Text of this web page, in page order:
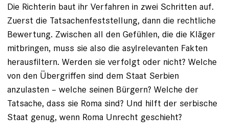
Die Richterin baut ihr Verfahren in zwei Schritten auf.
Zu­erst die Tatsachenfeststellung, dann die rechtliche
Bewertung. Zwischen all den Gefühlen, die die Kläger
mitbringen, muss sie also die asylrelevanten Fakten
herausfiltern. Werden sie verfolgt oder nicht? Welche
von den Übergriffen sind dem Staat Serbien
anzulasten – welche seinen Bürgern? Welche der
Tatsache, dass sie Roma sind? Und hilft der serbische
Staat genug, wenn Roma Unrecht geschieht?